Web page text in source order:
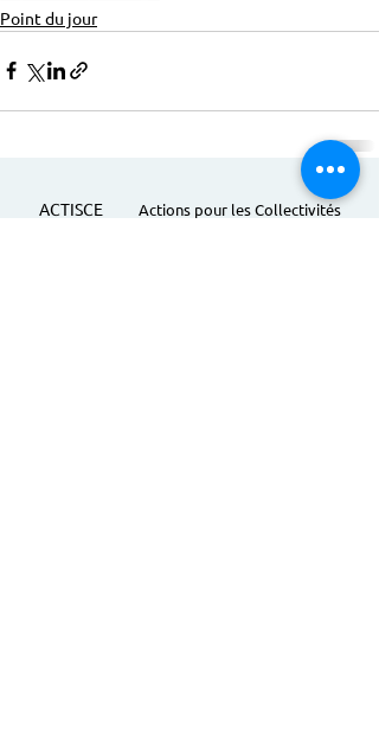
Point du jour
ACTISCE
Actions pour les Collectivités